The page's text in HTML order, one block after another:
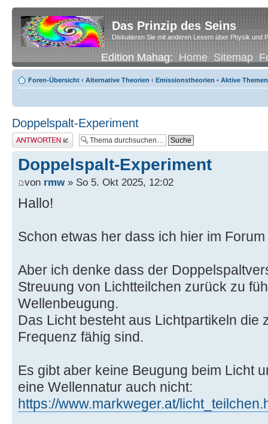
Das Prinzip des Seins
Diskutieren Sie mit anderen Lesern über Physik und
Edition Mahag:Home Sitemap
Foren-Übersicht ‹ Alternative Theorien ‹ Emissionstheorien • Aktive Themen
Doppelspalt-Experiment
Antwort erstellen
Doppelspalt-Experiment
von rmw» So 5. Okt 2025, 12:02
Hallo!
Schon etwas her dass ich hier im
Aber ich denke dass der
Streuung von Lichtteilchen zurück zu
Wellenbeugung.
Das Licht besteht aus Lichtpartikeln die
Frequenz fähig sind.
Es gibt aber keine Beugung beim Licht
eine Wellennatur auch nicht:
https://www.markweger.at/